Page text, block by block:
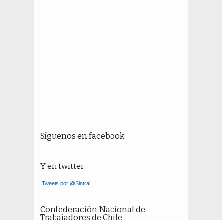
Síguenos en facebook
Y en twitter
Tweets por @Sintrai
Confederación Nacional de
Trabajadores de Chile